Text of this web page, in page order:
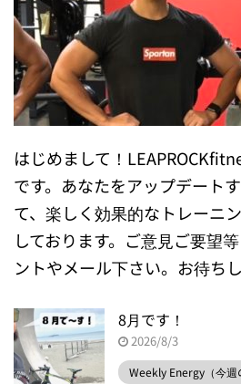
はじめまして！
です。あなたをアップデート
て、楽しく効果的なトレーニ
しております。ご意見ご要望
ントやメール下さい。お待ち
8月です！
2026/8/3
Weekly Energy（今週